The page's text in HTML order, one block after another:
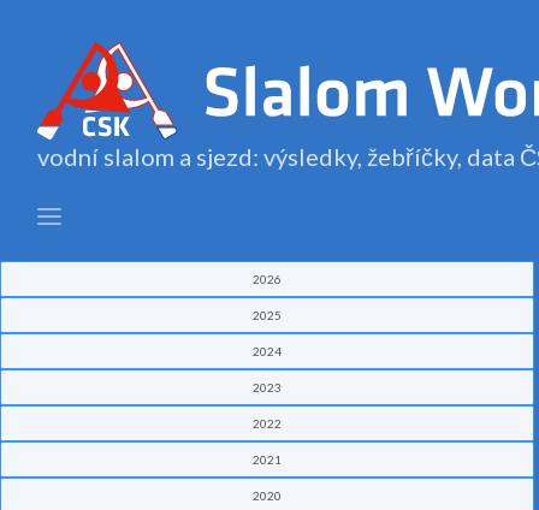
vodní slalom a sjezd: výsledky, žebříčky, data
2026
2025
2024
2023
2022
2021
2020